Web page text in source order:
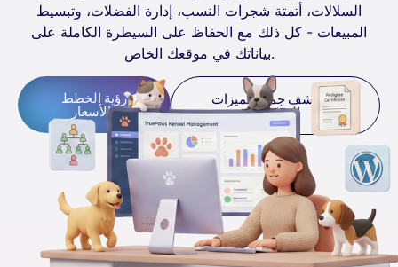
السلالات، أتمتة شجرات النسب، إدارة الفضلات، وتبسيط
المبيعات - كل ذلك مع الحفاظ على السيطرة الكاملة على
بياناتك في موقعك الخاص.
رؤية الخطط
والأسعار
استكشف جميع الميزات
الـ 25 أولاً